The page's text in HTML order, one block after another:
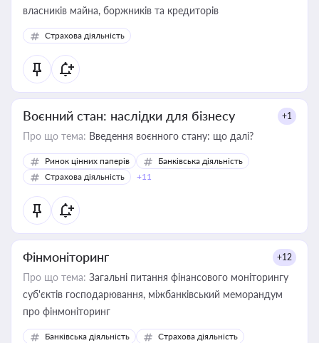
власників майна, боржників та кредиторів
Страхова діяльність
Воєнний стан: наслідки для бізнесу +1
Про що тема: Введення воєнного стану: що далі?
Ринок цінних паперів
Банківська діяльність
Страхова діяльність
+11
Фінмоніторинг +12
Про що тема: Загальні питання фінансового моніторингу
суб'єктів господарювання, міжбанківський меморандум
про фінмоніторинг
Банківська діяльність
Страхова діяльність